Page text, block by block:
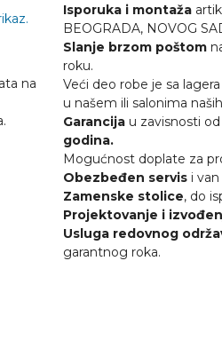
na
Isporuka i montaža
BEOGRADA, NOVOG
Slanje brzom poštom
roku.
Veći deo robe je sa
u našem ili salonima
Garancijau zavisnosti
godina.
Mogućnost doplate za
Obezbeđen servisi van
Zamenske stolice, do
Projektovanje i
Usluga redovnog
garantnog roka.